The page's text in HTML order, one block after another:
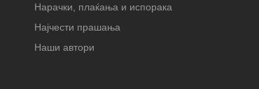
Нарачки, плаќања и испорака
Најчести прашања
Наши автори